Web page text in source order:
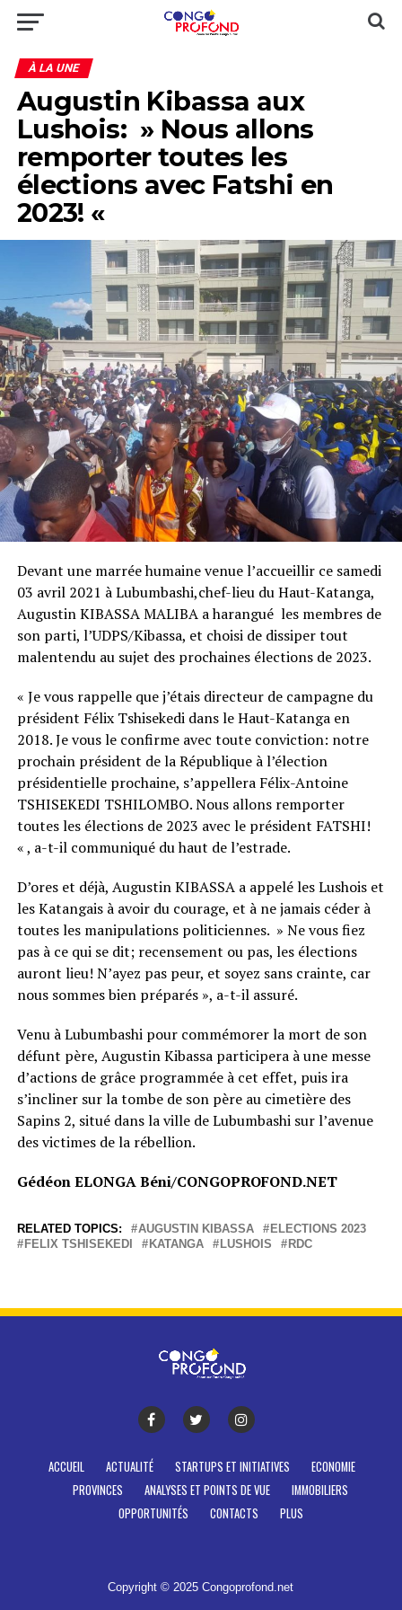
À LA UNE
Augustin Kibassa aux
Lushois: » Nous allons
remporter toutes les
élections avec Fatshi en
2023! «
Devant une marrée humaine venue l’accueillir ce samedi
03 avril 2021 à Lubumbashi,chef-lieu du Haut-Katanga,
Augustin KIBASSA MALIBA a harangué les membres de
son parti, l’UDPS/Kibassa, et choisi de dissiper tout
malentendu au sujet des prochaines élections de 2023.
« Je vous rappelle que j’étais directeur de campagne du
président Félix Tshisekedi dans le Haut-Katanga en
2018. Je vous le confirme avec toute conviction: notre
prochain président de la République à l’élection
présidentielle prochaine, s’appellera Félix-Antoine
TSHISEKEDI TSHILOMBO. Nous allons remporter
toutes les élections de 2023 avec le président FATSHI!
« , a-t-il communiqué du haut de l’estrade.
D’ores et déjà, Augustin KIBASSA a appelé les Lushois et
les Katangais à avoir du courage, et à ne jamais céder à
toutes les manipulations politiciennes. » Ne vous fiez
pas à ce qui se dit; recensement ou pas, les élections
auront lieu! N’ayez pas peur, et soyez sans crainte, car
nous sommes bien préparés », a-t-il assuré.
Venu à Lubumbashi pour commémorer la mort de son
défunt père, Augustin Kibassa participera à une messe
d’actions de grâce programmée à cet effet, puis ira
s’incliner sur la tombe de son père au cimetière des
Sapins 2, situé dans la ville de Lubumbashi sur l’avenue
des victimes de la rébellion.
Gédéon ELONGA Béni/CONGOPROFOND.NET
RELATED TOPICS: AUGUSTIN KIBASSA
ELECTIONS 2023
FELIX TSHISEKEDI
KATANGA LUSHOIS RDC
ACCUEIL ACTUALITÉ STARTUPS ET INITIATIVES
ECONOMIE
PROVINCES
ANALYSES ET POINTS DE VUE
IMMOBILIERS
OPPORTUNITÉS
CONTACTS PLUS
Copyright © 2025 Congoprofond.net